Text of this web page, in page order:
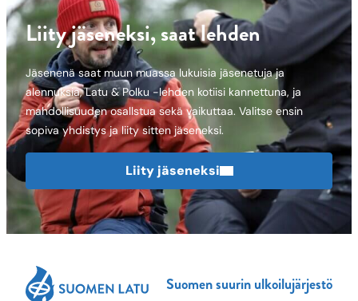
Liity jäseneksi, saat lehden
Jäsenenä saat muun muassa lukuisia jäsenetuja ja
alennuksia, Latu & Polku -lehden kotiisi kannettuna, ja
mahdollisuuden osallstua sekä vaikuttaa. Valitse ensin
sopiva yhdistys ja liity sitten jäseneksi.
Liity jäseneksi
Suomen suurin ulkoilujärjestö